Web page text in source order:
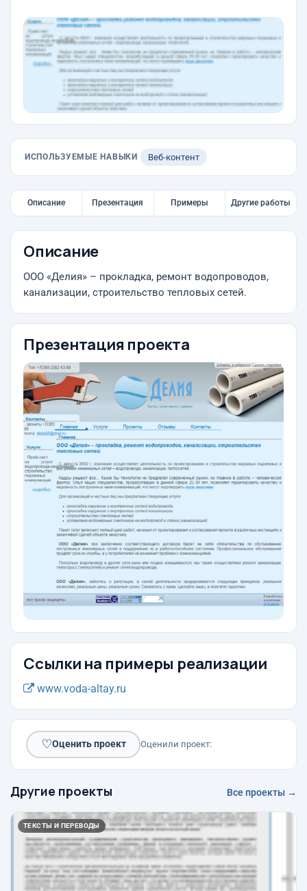
ИСПОЛЬЗУЕМЫЕ НАВЫКИ Веб-контент
Описание Презентация Примеры Другие работы
Описание
ООО «Делия» – прокладка, ремонт водопроводов,
канализации, строительство тепловых сетей.
Презентация проекта
Ссылки на примеры реализации
www.voda-altay.ru
♡Оценить проект Оценили проект:
Другие проекты Все проекты →
ТЕКСТЫ И ПЕРЕВОДЫ